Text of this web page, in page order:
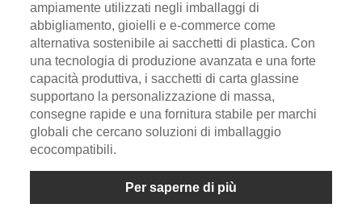
ampiamente utilizzati negli imballaggi di
abbigliamento, gioielli e e-commerce come
alternativa sostenibile ai sacchetti di plastica. Con
una tecnologia di produzione avanzata e una forte
capacità produttiva, i sacchetti di carta glassine
supportano la personalizzazione di massa,
consegne rapide e una fornitura stabile per marchi
globali che cercano soluzioni di imballaggio
ecocompatibili.
Per saperne di più